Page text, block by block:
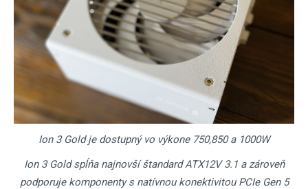
Ion 3 Gold je dostupný vo výkone 750,850 a 1000W
Ion 3 Gold spĺňa najnovší štandard ATX12V 3.1 a zároveň
podporuje komponenty s natívnou konektivitou PCIe Gen 5